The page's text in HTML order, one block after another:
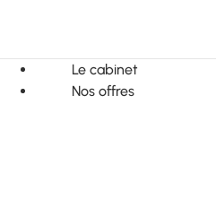
Le cabinet
Nos offres